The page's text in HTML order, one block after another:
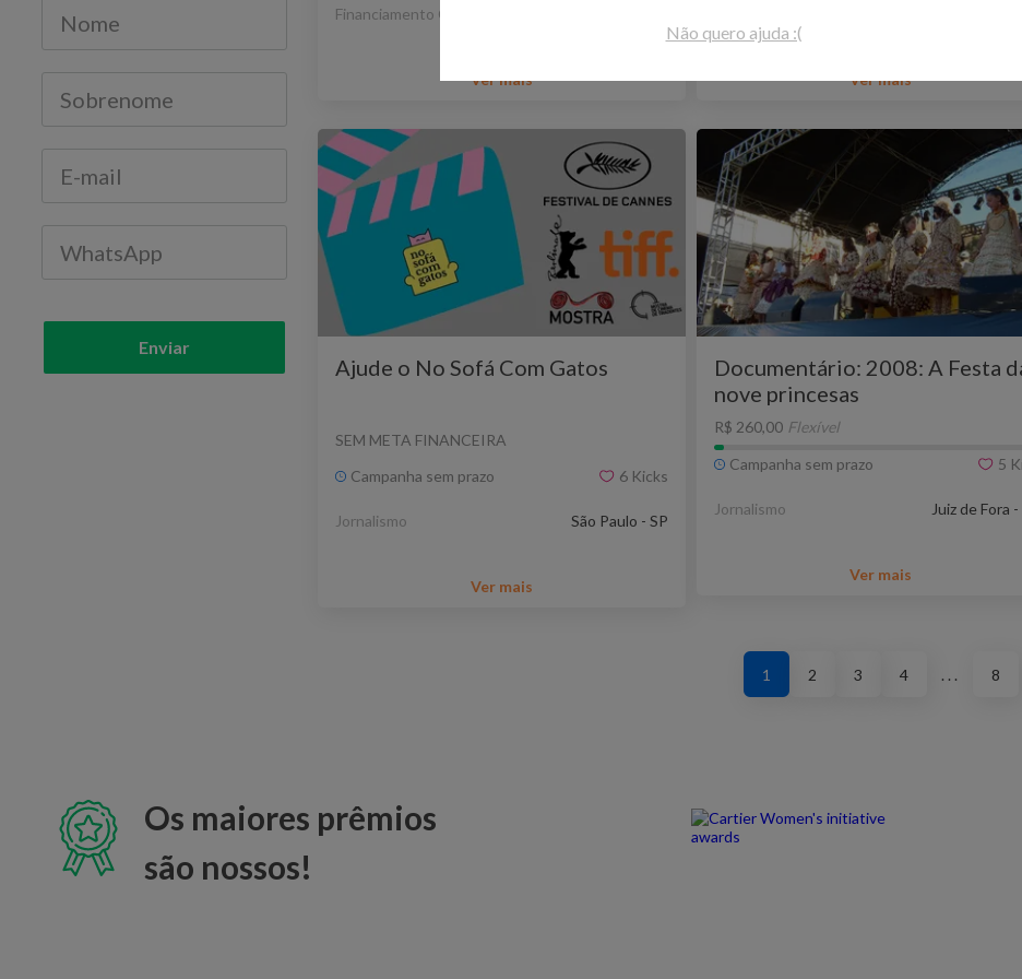
Financiamento Coletivo
Ver mais
BELÉM
Ver mais
Ajude o No Sofá Com Gatos
SEM META FINANCEIRA
Campanha sem prazo
6 Kicks
Jornalismo São Paulo - SP
Ver mais
Documentário: 2008: A Festa
nove princesas
R$ 260,00 Flexível
Campanha sem prazo
5
Jornalismo Juiz de Fora
Ver mais
1 2 3 4 . . . 8
Enviar
Os maiores prêmios
são nossos!
Não quero ajuda :(